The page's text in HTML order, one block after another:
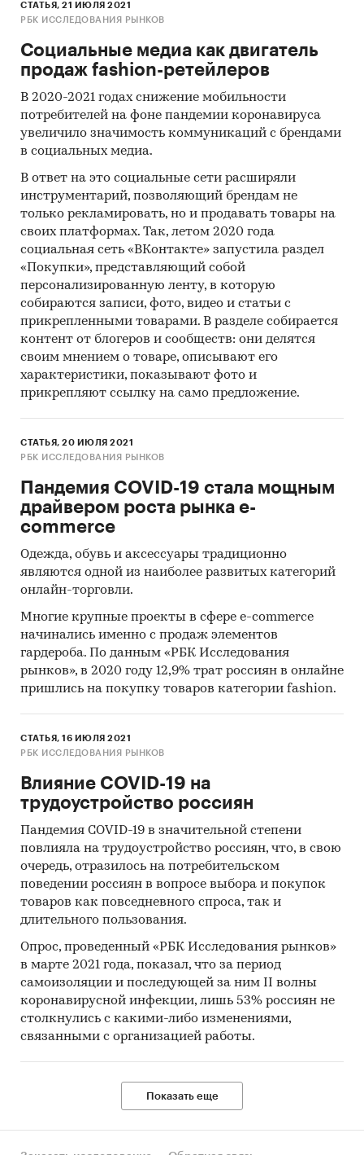
СТАТЬЯ, 21 ИЮЛЯ 2021
РБК ИССЛЕДОВАНИЯ РЫНКОВ
Социальные медиа как двигатель
продаж fashion-ретейлеров
В 2020-2021 годах снижение мобильности
потребителей на фоне пандемии коронавируса
увеличило значимость коммуникаций с брендами
в социальных медиа.
В ответ на это социальные сети расширяли
инструментарий, позволяющий брендам не
только рекламировать, но и продавать товары на
своих платформах. Так, летом 2020 года
социальная сеть «ВКонтакте» запустила раздел
«Покупки», представляющий собой
персонализированную ленту, в которую
собираются записи, фото, видео и статьи с
прикрепленными товарами. В разделе собирается
контент от блогеров и сообществ: они делятся
своим мнением о товаре, описывают его
характеристики, показывают фото и
прикрепляют ссылку на само предложение.
СТАТЬЯ, 20 ИЮЛЯ 2021
РБК ИССЛЕДОВАНИЯ РЫНКОВ
Пандемия COVID-19 стала мощным
драйвером роста рынка e-
commerce
Одежда, обувь и аксессуары традиционно
являются одной из наиболее развитых категорий
онлайн-торговли.
Многие крупные проекты в сфере e-commerce
начинались именно с продаж элементов
гардероба. По данным «РБК Исследования
рынков», в 2020 году 12,9% трат россиян в онлайне
пришлись на покупку товаров категории fashion.
СТАТЬЯ, 16 ИЮЛЯ 2021
РБК ИССЛЕДОВАНИЯ РЫНКОВ
Влияние COVID-19 на
трудоустройство россиян
Пандемия COVID-19 в значительной степени
повлияла на трудоустройство россиян, что, в свою
очередь, отразилось на потребительском
поведении россиян в вопросе выбора и покупок
товаров как повседневного спроса, так и
длительного пользования.
Опрос, проведенный «РБК Исследования рынков»
в марте 2021 года, показал, что за период
самоизоляции и последующей за ним II волны
коронавирусной инфекции, лишь 53% россиян не
столкнулись с какими-либо изменениями,
связанными с организацией работы.
Показать еще